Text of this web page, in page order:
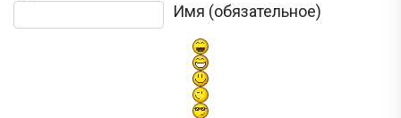
Имя (обязательное)